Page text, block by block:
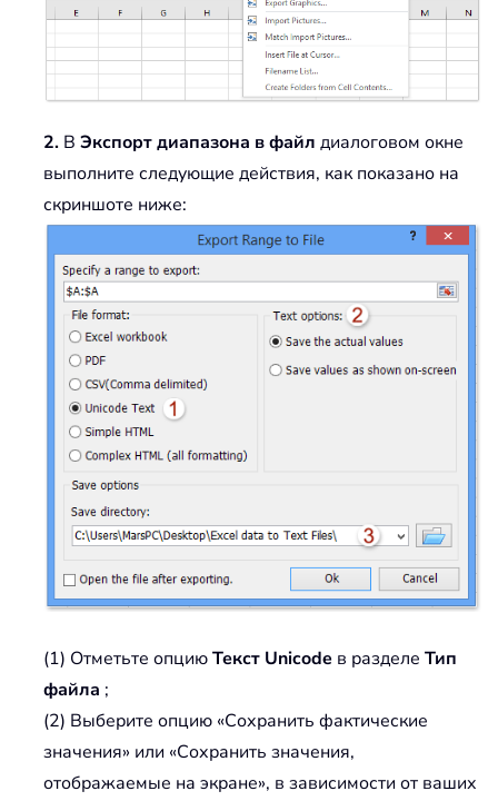
2. В Экспорт диапазона в файл диалоговом окне
выполните следующие действия, как показано на
скриншоте ниже:
(1) Отметьте опциюТекст Unicode в разделе Тип
файла ;
(2) Выберите опцию «Сохранить фактические
значения» или «Сохранить значения,
отображаемые на экране», в зависимости от ваших